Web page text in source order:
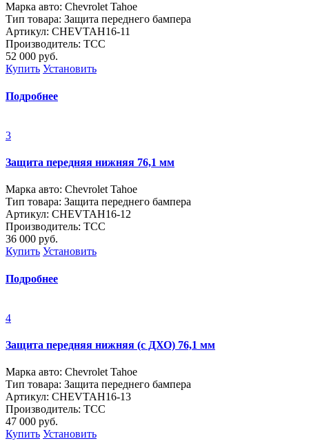
Марка авто: Chevrolet Tahoe
Тип товара: Защита переднего бампера
Артикул: CHEVTAH16-11
Производитель: ТСС
52 000 руб.
Купить Установить
Подробнее
3
Защита передняя нижняя 76,1 мм
Марка авто: Chevrolet Tahoe
Тип товара: Защита переднего бампера
Артикул: CHEVTAH16-12
Производитель: ТСС
36 000 руб.
Купить Установить
Подробнее
4
Защита передняя нижняя (с ДХО) 76,1 мм
Марка авто: Chevrolet Tahoe
Тип товара: Защита переднего бампера
Артикул: CHEVTAH16-13
Производитель: ТСС
47 000 руб.
Купить Установить